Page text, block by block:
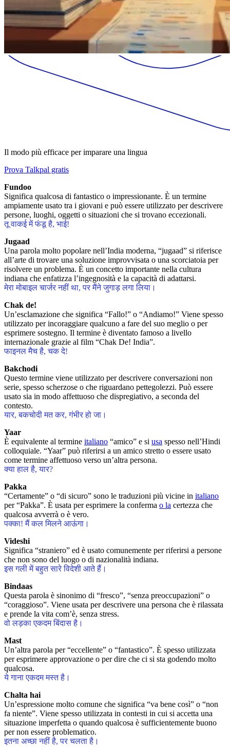
Il modo più efficace per imparare una lingua
Prova Talkpal gratis
Fundoo
Significa qualcosa di fantastico o impressionante. È un termine
ampiamente usato tra i giovani e può essere utilizzato per descrivere
persone, luoghi, oggetti o situazioni che si trovano eccezionali.
तू वाकई में फंडू है, भाई!
Jugaad
Una parola molto popolare nell’India moderna, “jugaad” si riferisce
all’arte di trovare una soluzione improvvisata o una scorciatoia per
risolvere un problema. È un concetto importante nella cultura
indiana che enfatizza l’ingegnosità e la capacità di adattarsi.
मेरा मोबाइल चार्जर नहीं था, पर मैंने जुगाड़ लगा लिया।
Chak de!
Un’esclamazione che significa “Fallo!” o “Andiamo!” Viene spesso
utilizzato per incoraggiare qualcuno a fare del suo meglio o per
esprimere sostegno. Il termine è diventato famoso a livello
internazionale grazie al film “Chak De! India”.
फाइनल मैच है, चक दे!
Bakchodi
Questo termine viene utilizzato per descrivere conversazioni non
serie, spesso scherzose o che riguardano pettegolezzi. Può essere
usato sia in modo affettuoso che dispregiativo, a seconda del
contesto.
यार, बकचोदी मत कर, गंभीर हो जा।
Yaar
È equivalente al termine italiano “amico” e si usa spesso nell’Hindi
colloquiale. “Yaar” può riferirsi a un amico stretto o essere usato
come termine affettuoso verso un’altra persona.
क्या हाल है, यार?
Pakka
“Certamente” o “di sicuro” sono le traduzioni più vicine in italiano
per “Pakka”. È usata per esprimere la conferma o la certezza che
qualcosa avverrà o è vero.
पक्का! मैं कल मिलने आऊंगा।
Videshi
Significa “straniero” ed è usato comunemente per riferirsi a persone
che non sono del luogo o di nazionalità indiana.
इस गली में बहुत सारे विदेशी आते हैं।
Bindaas
Questa parola è sinonimo di “fresco”, “senza preoccupazioni” o
“coraggioso”. Viene usata per descrivere una persona che è rilassata
e prende la vita com’è, senza stress.
वो लड़का एकदम बिंदास है।
Mast
Un’altra parola per “eccellente” o “fantastico”. È spesso utilizzata
per esprimere approvazione o per dire che ci si sta godendo molto
qualcosa.
ये गाना एकदम मस्त है।
Chalta hai
Un’espressione molto comune che significa “va bene così” o “non
fa niente”. Viene spesso utilizzata in contesti in cui si accetta una
situazione imperfetta o quando qualcosa è sufficientemente buono
per non essere problematico.
इतना अच्छा नहीं है, पर चलता है।